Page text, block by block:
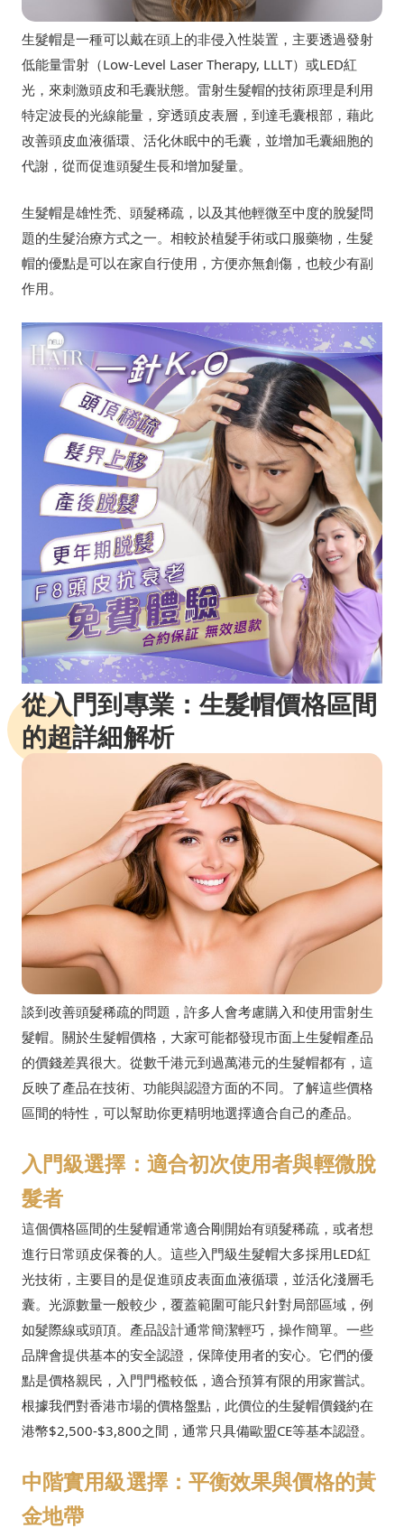
生髮帽是一種可以戴在頭上的非侵入性裝置，主要透過發射
低能量雷射（Low-Level Laser Therapy, LLLT）或LED紅
光，來刺激頭皮和毛囊狀態。雷射生髮帽的技術原理是利用
特定波長的光線能量，穿透頭皮表層，到達毛囊根部，藉此
改善頭皮血液循環、活化休眠中的毛囊，並增加毛囊細胞的
代謝，從而促進頭髮生長和增加髮量。
生髮帽是雄性禿、頭髮稀疏，以及其他輕微至中度的脫髮問
題的生髮治療方式之一。相較於植髮手術或口服藥物，生髮
帽的優點是可以在家自行使用，方便亦無創傷，也較少有副
作用。
從入門到專業：生髮帽價格區間
的超詳細解析
談到改善頭髮稀疏的問題，許多人會考慮購入和使用雷射生
髮帽。關於生髮帽價格，大家可能都發現市面上生髮帽產品
的價錢差異很大。從數千港元到過萬港元的生髮帽都有，這
反映了產品在技術、功能與認證方面的不同。了解這些價格
區間的特性，可以幫助你更精明地選擇適合自己的產品。
入門級選擇：適合初次使用者與輕微脫
髮者
這個價格區間的生髮帽通常適合剛開始有頭髮稀疏，或者想
進行日常頭皮保養的人。這些入門級生髮帽大多採用LED紅
光技術，主要目的是促進頭皮表面血液循環，並活化淺層毛
囊。光源數量一般較少，覆蓋範圍可能只針對局部區域，例
如髮際線或頭頂。產品設計通常簡潔輕巧，操作簡單。一些
品牌會提供基本的安全認證，保障使用者的安心。它們的優
點是價格親民，入門門檻較低，適合預算有限的用家嘗試。
根據我們對香港市場的價格盤點，此價位的生髮帽價錢約在
港幣$2,500-$3,800之間，通常只具備歐盟CE等基本認證。
中階實用級選擇：平衡效果與價格的黃
金地帶